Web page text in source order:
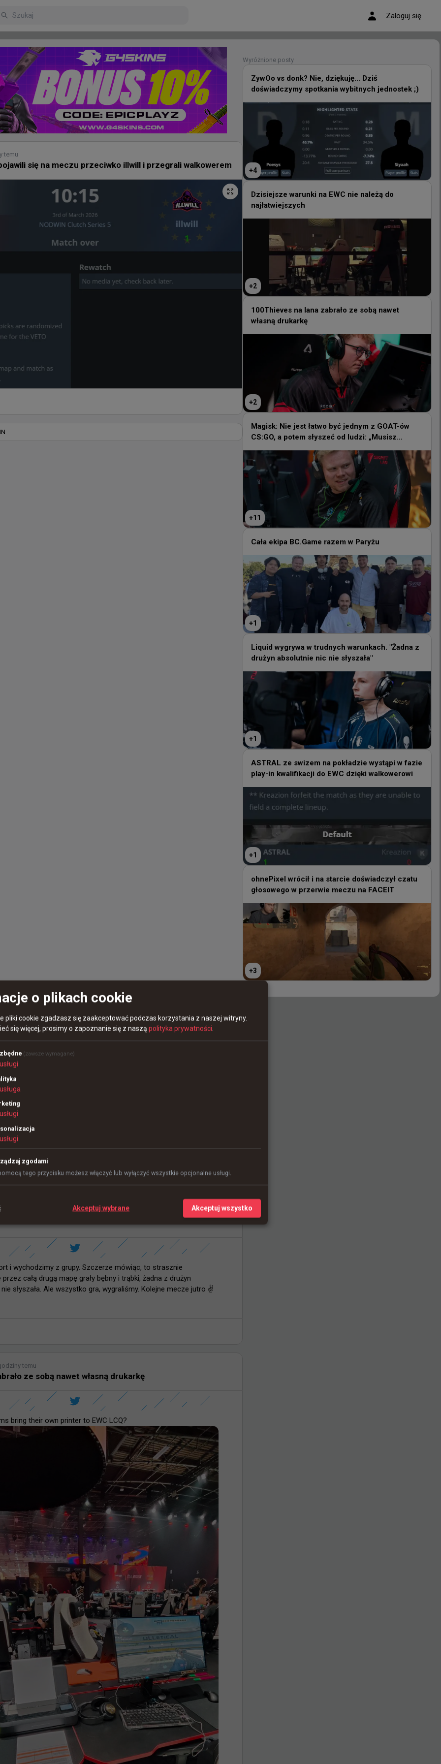
Zaloguj się
nie należą do najłatwiejszych
Mobile odbywa się tuż obok otwartych kwalifikacji w CS-a na
warunkach. "Żadna z drużyn absolutnie nic nie
i wychodzimy z grupy. Szczerze mówiąc, to strasznie
całą drugą mapę grały bębny i trąbki, żadna z drużyn
słyszała. Ale wszystko gra, wygraliśmy. Kolejne mecze jutro ✌️
temu
ze sobą nawet własną drukarkę
bring their own printer to EWC LCQ?
ZywOo vs donk? Nie, dziękuję... Dziś
doświadczymy spotkania wybitnych jednostek ;)
Dzisiejsze warunki na EWC nie należą do
100Thieves na lana zabrało ze sobą nawet
własną drukarkę
Magisk: Nie jest łatwo być jednym z GOAT-ów
CS:GO, a potem słyszeć od ludzi: „Musisz
zmienić to, to i to na niektórych mapach”
11
Cała ekipa BC.Game razem w Paryżu
+
Liquid wygrywa w trudnych warunkach. "Żadna z
ASTRAL ze swizem na pokładzie wystąpi w fazie
play-in kwalifikacji do EWC dzięki walkowerowi
+1
ohnePixel wrócił i na starcie doświadczył czatu
głosowego w przerwie meczu na FACEIT
temu
się na meczu przeciwko illwill i przegrali walkowerem
Wyróżnione posty
ZywOo vs donk? Nie, dziękuję... Dziś
doświadczymy spotkania wybitnych jednostek ;)
+4
Dzisiejsze warunki na EWC nie należą do
najłatwiejszych
+2
100Thieves na lana zabrało ze sobą nawet
własną drukarkę
+2
Magisk: Nie jest łatwo być jednym z GOAT-ów
CS:GO, a potem słyszeć od ludzi: „Musisz
+11
Cała ekipa BC.Game razem w Paryżu
+1
Liquid wygrywa w trudnych warunkach. "Żadna z
drużyn absolutnie nic nie słyszała"
+1
ASTRAL ze swizem na pokładzie wystąpi w fazie
play-in kwalifikacji do EWC dzięki walkowerowi
+1
ohnePixel wrócił i na starcie doświadczył czatu
głosowego w przerwie meczu na FACEIT
+3
o plikach cookie
pliki cookie zgadzasz się zaakceptować podczas korzystania z naszej witryny.
się więcej, prosimy o zapoznanie się z naszą polityka prywatności
(zawsze wymagane)
usługi
usługa
usługi
usługi
zgodami
tego przycisku możesz włączyć lub wyłączyć wszystkie opcjonalne usługi.
Akceptuj wybrane Akceptuj wszystko